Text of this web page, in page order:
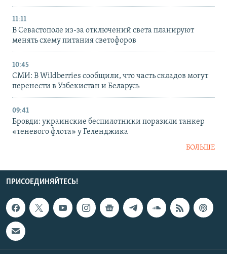
11:11
В Севастополе из-за отключений света планируют
менять схему питания светофоров
10:45
СМИ: В Wildberries сообщили, что часть складов могут
перенести в Узбекистан и Беларусь
09:41
Бровди: украинские беспилотники поразили танкер
«теневого флота» у Геленджика
БОЛЬШЕ
ПРИСОЕДИНЯЙТЕСЬ!